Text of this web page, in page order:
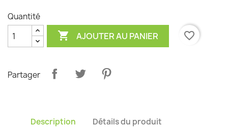
Quantité
 AJOUTER AU PANIER favorite_border
Partager
Description Détails du produit